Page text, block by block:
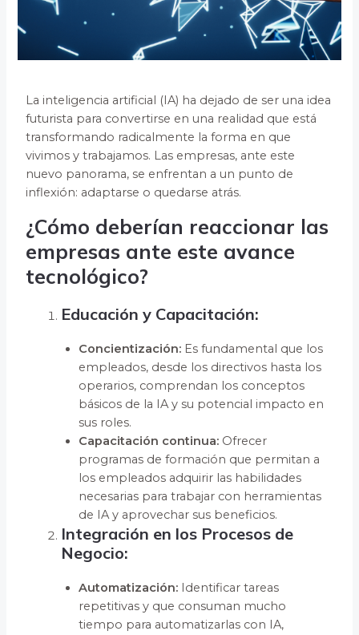
La inteligencia artificial (IA) ha dejado de ser una idea
futurista para convertirse en una realidad que está
transformando radicalmente la forma en que
vivimos y trabajamos. Las empresas, ante este
nuevo panorama, se enfrentan a un punto de
inflexión: adaptarse o quedarse atrás.
¿Cómo deberían reaccionar las
empresas ante este avance
tecnológico?
Educación y Capacitación:
Concientización: Es fundamental que los
empleados, desde los directivos hasta los
operarios, comprendan los conceptos
básicos de la IA y su potencial impacto en
sus roles.
Capacitación continua: Ofrecer
programas de formación que permitan a
los empleados adquirir las habilidades
necesarias para trabajar con herramientas
de IA y aprovechar sus beneficios.
Integración en los Procesos de
Negocio:
Automatización: Identificar tareas
repetitivas y que consuman mucho
tiempo para automatizarlas con IA,